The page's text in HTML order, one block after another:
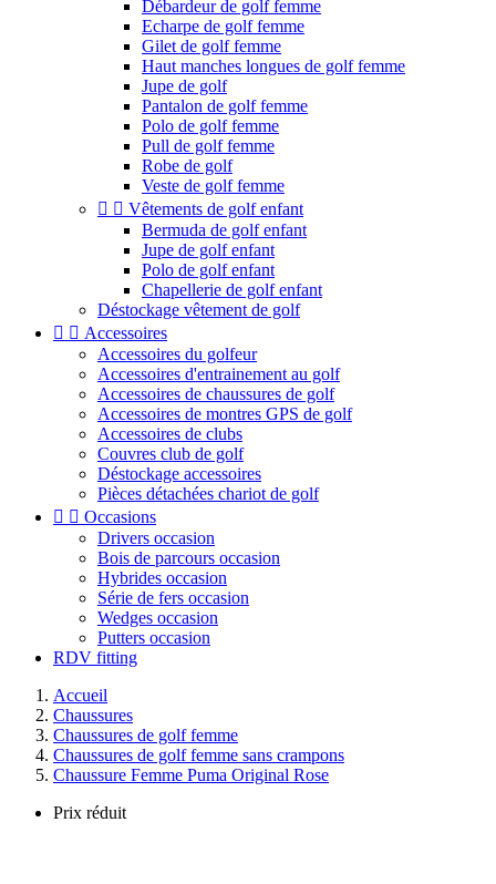
Débardeur de golf femme
Echarpe de golf femme
Gilet de golf femme
Haut manches longues de golf femme
Jupe de golf
Pantalon de golf femme
Polo de golf femme
Pull de golf femme
Robe de golf
Veste de golf femme
  Vêtements de golf enfant
Bermuda de golf enfant
Jupe de golf enfant
Polo de golf enfant
Chapellerie de golf enfant
Déstockage vêtement de golf
  Accessoires
Accessoires du golfeur
Accessoires d'entrainement au golf
Accessoires de chaussures de golf
Accessoires de montres GPS de golf
Accessoires de clubs
Couvres club de golf
Déstockage accessoires
Pièces détachées chariot de golf
  Occasions
Drivers occasion
Bois de parcours occasion
Hybrides occasion
Série de fers occasion
Wedges occasion
Putters occasion
RDV fitting
Accueil
Chaussures
Chaussures de golf femme
Chaussures de golf femme sans crampons
Chaussure Femme Puma Original Rose
Prix réduit